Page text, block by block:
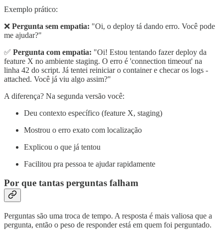
Exemplo prático:
❌ Pergunta sem empatia: "Oi, o deploy tá dando erro. Você pode
me ajudar?"
✅ Pergunta com empatia: "Oi! Estou tentando fazer deploy da
feature X no ambiente staging. O erro é 'connection timeout' na
linha 42 do script. Já tentei reiniciar o container e checar os logs -
attached. Você já viu algo assim?"
A diferença? Na segunda versão você:
Deu contexto específico (feature X, staging)
Mostrou o erro exato com localização
Explicou o que já tentou
Facilitou pra pessoa te ajudar rapidamente
Por que tantas perguntas falham
Perguntas são uma troca de tempo. A resposta é mais valiosa que a
pergunta, então o peso de responder está em quem foi perguntado.